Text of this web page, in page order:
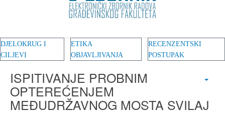
DJELOKRUG I
CILJEVI
ETIKA
OBJAVLJIVANJA
RECENZENTSKI
POSTUPAK
ISPITIVANJE PROBNIM
OPTEREĆENJEM
MEĐUDRŽAVNOG MOSTA SVILAJ